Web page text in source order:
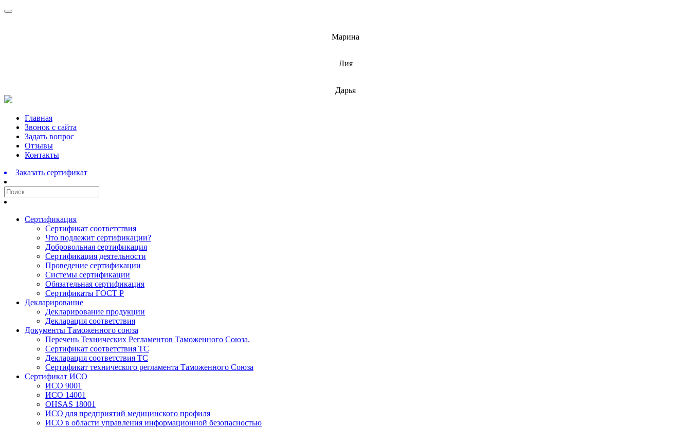
Марина
Лия
Дарья
Перейти
содержимому
Главная
Звонок с сайта
Задать вопрос
Отзывы
Контакты
Заказать сертификат
Сертификация
Сертификат соответствия
Что подлежит сертификации?
Добровольная сертификация
Сертификация деятельности
Проведение сертификации
Системы сертификации
Обязательная сертификация
Сертификаты ГОСТ Р
Декларирование
Декларирование продукции
Декларация соответствия
Документы Таможенного союза
Перечень Технических Регламентов Таможенного Союза.
Сертификат соответствия ТС
Декларация соответствия ТС
Сертификат технического регламента Таможенного Союза
Сертификат ИСО
ИСО 9001
ИСО 14001
OHSAS 18001
ИСО для предприятий медицинского профиля
ИСО в области управления информационной безопасностью